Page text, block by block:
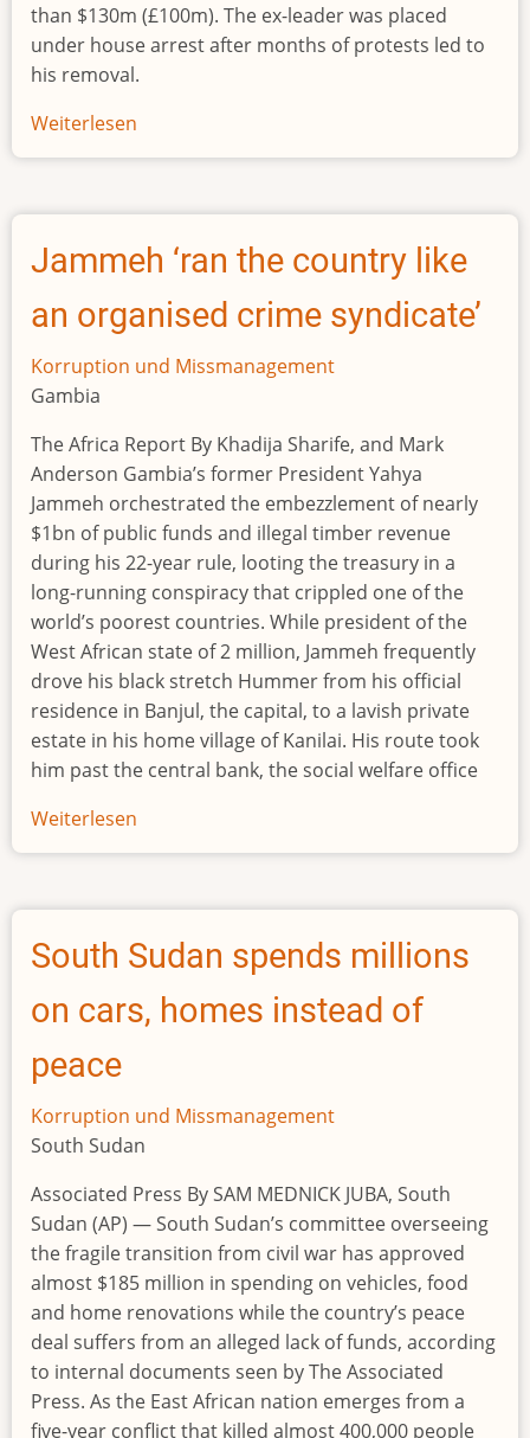
than $130m (£100m). The ex-leader was placed
under house arrest after months of protests led to
his removal.
Weiterlesen
Sudan
Cash
hoard
found
al-
Bashir's
Jammeh ‘ran the country like
an organised crime syndicate’
Korruption und Missmanagement
Gambia
The Africa Report By Khadija Sharife, and Mark
Anderson Gambia’s former President Yahya
Jammeh orchestrated the embezzlement of nearly
$1bn of public funds and illegal timber revenue
during his 22-year rule, looting the treasury in a
long-running conspiracy that crippled one of the
world’s poorest countries. While president of the
West African state of 2 million, Jammeh frequently
drove his black stretch Hummer from his official
residence in Banjul, the capital, to a lavish private
estate in his home village of Kanilai. His route took
him past the central bank, the social welfare office
Weiterlesen
Jammeh
the
country
like
organised
South Sudan spends millions
on cars, homes instead of
peace
Korruption und Missmanagement
South Sudan
Associated Press By SAM MEDNICK JUBA, South
Sudan (AP) — South Sudan’s committee overseeing
the fragile transition from civil war has approved
almost $185 million in spending on vehicles, food
and home renovations while the country’s peace
deal suffers from an alleged lack of funds, according
to internal documents seen by The Associated
Press. As the East African nation emerges from a
five-year conflict that killed almost 400,000 people